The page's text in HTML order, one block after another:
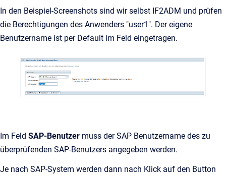
In den Beispiel-Screenshots sind wir selbst IF2ADM und prüfen
die Berechtigungen des Anwenders "user1". Der eigene
Benutzername ist per Default im Feld eingetragen.
Im Feld SAP-Benutzer muss der SAP Benutzername des zu
überprüfenden SAP-Benutzers angegeben werden.
Je nach SAP-System werden dann nach Klick auf den Button